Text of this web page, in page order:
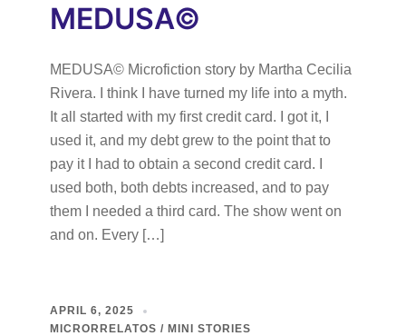
MEDUSA©
MEDUSA© Microfiction story by Martha Cecilia
Rivera. I think I have turned my life into a myth.
It all started with my first credit card. I got it, I
used it, and my debt grew to the point that to
pay it I had to obtain a second credit card. I
used both, both debts increased, and to pay
them I needed a third card. The show went on
and on. Every […]
APRIL 6, 2025
MICRORRELATOS / MINI STORIES